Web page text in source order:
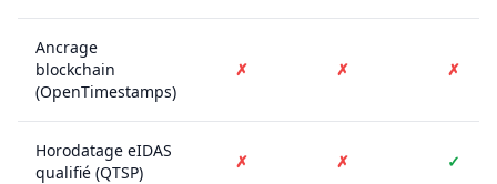
Ancrage
blockchain
(OpenTimestamps)
✗ ✗ ✗
Horodatage eIDAS
qualifié (QTSP)
✗ ✗ ✓